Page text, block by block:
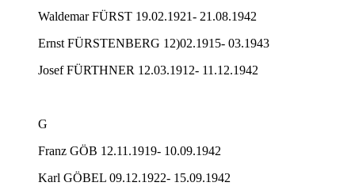
Waldemar FÜRST 19.02.1921- 21.08.1942
Ernst FÜRSTENBERG 12)02.1915- 03.1943
Josef FÜRTHNER 12.03.1912- 11.12.1942
G
Franz GÖB 12.11.1919- 10.09.1942
Karl GÖBEL 09.12.1922- 15.09.1942